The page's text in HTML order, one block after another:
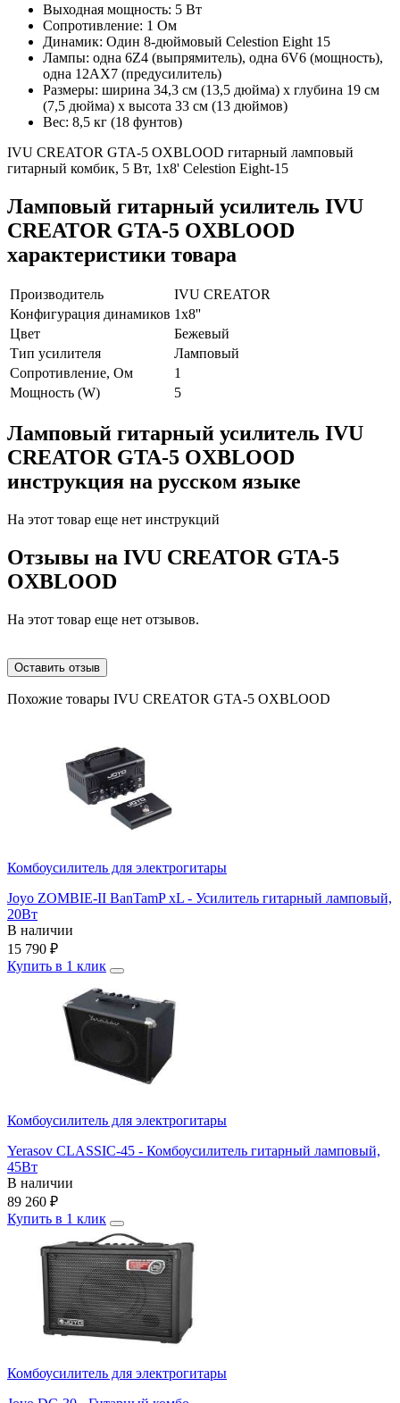
Выходная мощность: 5 Вт
Сопротивление: 1 Ом
Динамик: Один 8-дюймовый Celestion Eight 15
Лампы: одна 6Z4 (выпрямитель), одна 6V6 (мощность),
одна 12AX7 (предусилитель)
Размеры: ширина 34,3 см (13,5 дюйма) x глубина 19 см
(7,5 дюйма) x высота 33 см (13 дюймов)
Вес: 8,5 кг (18 фунтов)
IVU CREATOR GTA-5 OXBLOOD гитарный ламповый
гитарный комбик, 5 Вт, 1x8' Celestion Eight-15
Ламповый гитарный усилитель IVU
CREATOR GTA-5 OXBLOOD
характеристики товара
Производитель
IVU CREATOR
Конфигурация динамиков 1х8''
Цвет
Бежевый
Тип усилителя
Ламповый
Сопротивление, Ом
1
Мощность (W)
5
Ламповый гитарный усилитель IVU
CREATOR GTA-5 OXBLOOD
инструкция на русском языке
На этот товар еще нет инструкций
Отзывы на IVU CREATOR GTA-5
OXBLOOD
На этот товар еще нет отзывов.
Оставить отзыв
Похожие товары IVU CREATOR GTA-5 OXBLOOD
Комбоусилитель для электрогитары
Joyo ZOMBIE-II BanTamP xL - Усилитель гитарный ламповый,
20Вт
В наличии
15 790 ₽
Купить в 1 клик
Комбоусилитель для электрогитары
Yerasov CLASSIC-45 - Комбоусилитель гитарный ламповый,
45Вт
В наличии
89 260 ₽
Купить в 1 клик
Комбоусилитель для электрогитары